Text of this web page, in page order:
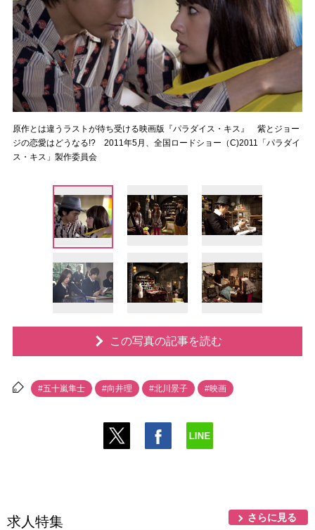
原作とは違うラストが待ち受ける映画版『パラダイス・キス』 紫とジョー
ジの恋愛はどうなる!? 2011年5月、全国ロードショー（C)2011「パラダイ
ス・キス」製作委員会
この写真の記事を読む
#五十嵐隼士 #向井理 #北川景子 #映画
求人特集 さらに見る